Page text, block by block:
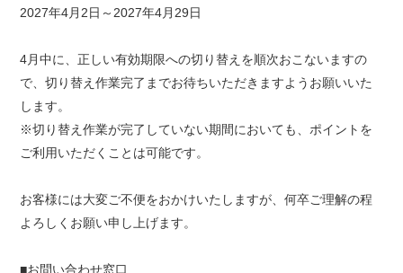
2027年4月2日～2027年4月29日
4月中に、正しい有効期限への切り替えを順次おこないますの
で、切り替え作業完了までお待ちいただきますようお願いいた
します。
※切り替え作業が完了していない期間においても、ポイントを
ご利用いただくことは可能です。
お客様には大変ご不便をおかけいたしますが、何卒ご理解の程
よろしくお願い申し上げます。
■お問い合わせ窓口